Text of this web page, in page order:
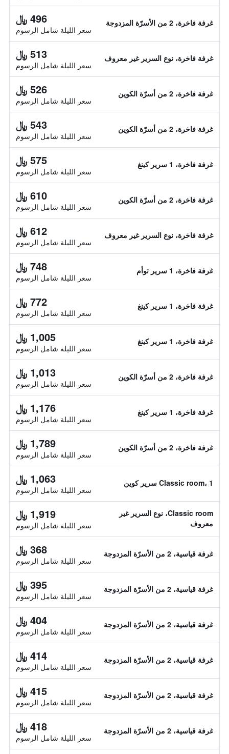
غرفة فاخرة، 2 من الأسرّة المزدوجة 496 ﷼
سعر الليلة شامل الرسوم
غرفة فاخرة، نوع السرير غير معروف 513 ﷼
سعر الليلة شامل الرسوم
غرفة فاخرة، 2 من أسرّة الكوين 526 ﷼
سعر الليلة شامل الرسوم
غرفة فاخرة، 2 من أسرّة الكوين 543 ﷼
سعر الليلة شامل الرسوم
غرفة فاخرة، 1 سرير كينغ 575 ﷼
سعر الليلة شامل الرسوم
غرفة فاخرة، 2 من أسرّة الكوين 610 ﷼
سعر الليلة شامل الرسوم
غرفة فاخرة، نوع السرير غير معروف 612 ﷼
سعر الليلة شامل الرسوم
غرفة فاخرة، 1 سرير توأم 748 ﷼
سعر الليلة شامل الرسوم
غرفة فاخرة، 1 سرير كينغ 772 ﷼
سعر الليلة شامل الرسوم
غرفة فاخرة، 1 سرير كينغ 1,005 ﷼
سعر الليلة شامل الرسوم
غرفة فاخرة، 2 من أسرّة الكوين 1,013 ﷼
سعر الليلة شامل الرسوم
غرفة فاخرة، 1 سرير كينغ 1,176 ﷼
سعر الليلة شامل الرسوم
غرفة فاخرة، 2 من أسرّة الكوين 1,789 ﷼
سعر الليلة شامل الرسوم
Classic room، 1 سرير كوين 1,063 ﷼
سعر الليلة شامل الرسوم
Classic room، نوع السرير غير
معروف
1,919 ﷼
سعر الليلة شامل الرسوم
غرفة قياسية، 2 من الأسرّة المزدوجة 368 ﷼
سعر الليلة شامل الرسوم
غرفة قياسية، 2 من الأسرّة المزدوجة 395 ﷼
سعر الليلة شامل الرسوم
غرفة قياسية، 2 من الأسرّة المزدوجة 404 ﷼
سعر الليلة شامل الرسوم
غرفة قياسية، 2 من الأسرّة المزدوجة 414 ﷼
سعر الليلة شامل الرسوم
غرفة قياسية، 2 من الأسرّة المزدوجة 415 ﷼
سعر الليلة شامل الرسوم
غرفة قياسية، 2 من الأسرّة المزدوجة 418 ﷼
سعر الليلة شامل الرسوم